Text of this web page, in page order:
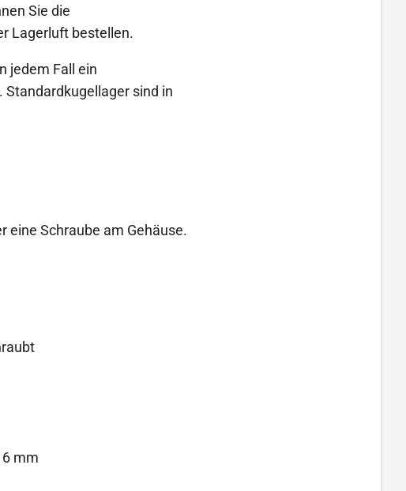
Sie die
Lagerluft bestellen.
jedem Fall ein
sind in
eine Schraube am Gehäuse.
mm